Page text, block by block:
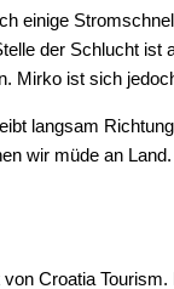
einige
der Schlucht
Mirko ist sich
langsam
wir müde an
Croatia